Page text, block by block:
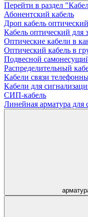
Перейти в раздел
Абонентский кабель
Дроп кабель оптический
Кабель оптический для
Оптические кабели в
Оптический кабель в
Подвесной
Распределительный
Кабели связи
Кабели для
СИП-кабель
Линейная арматура